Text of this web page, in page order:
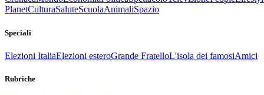
PlanetCulturaSaluteScuolaAnimaliSpazio
Speciali
Elezioni ItaliaElezioni esteroGrande FratelloL'isola dei famosiAmici
Rubriche